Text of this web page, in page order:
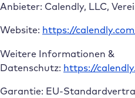
Anbieter: Calendly, LLC,
Website: https://
Weitere Informationen &
Datenschutz: https://
Garantie: EU-